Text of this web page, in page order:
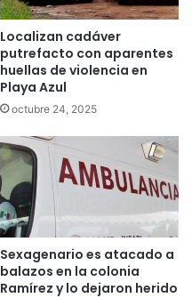
Localizan cadáver
putrefacto con aparentes
huellas de violencia en
Playa Azul
octubre 24, 2025
Sexagenario es atacado a
balazos en la colonia
Ramírez y lo dejaron herido